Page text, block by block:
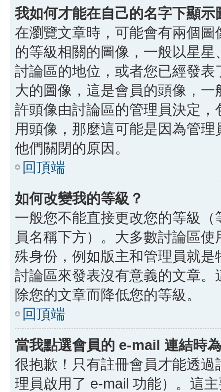
我如何才能在自己的名字下顯示
在瀏覽文章時，可能會有兩個
的等級相關的圖像，一般以星
討論區的地位，或者您已經發
大的圖像，這是會員的頭像，
許頭像由討論區的管理員決定
用頭像，那麼這可能是因為管
他們關閉的原因。
回頂端
如何改變我的等級？
一般您不能直接更改您的等級
員名稱下方）。大多數討論區
殊身份，例如版主和管理員就
討論區來發表沒有意義的文章
除您的文章而降低您的等級。
回頂端
當我點選會員的 e-mail 連結時
很抱歉！只有註冊會員才能透
理員啟用了 e-mail 功能）。這